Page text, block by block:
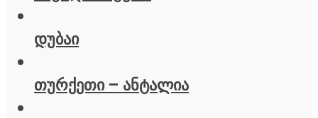
დუბაი
თურქეთი – ანტალია